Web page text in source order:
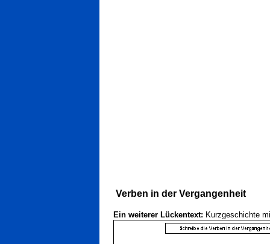
Verben in der Vergangenheit
Ein weiterer Lückentext: Kurzgeschichte